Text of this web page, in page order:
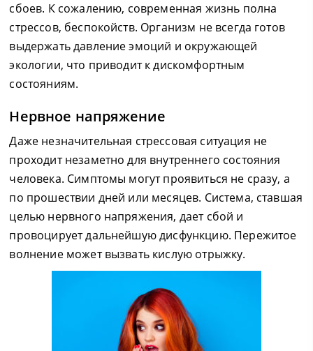
сбоев. К сожалению, современная жизнь полна
стрессов, беспокойств. Организм не всегда готов
выдержать давление эмоций и окружающей
экологии, что приводит к дискомфортным
состояниям.
Нервное напряжение
Даже незначительная стрессовая ситуация не
проходит незаметно для внутреннего состояния
человека. Симптомы могут проявиться не сразу, а
по прошествии дней или месяцев. Система, ставшая
целью нервного напряжения, дает сбой и
провоцирует дальнейшую дисфункцию. Пережитое
волнение может вызвать кислую отрыжку.